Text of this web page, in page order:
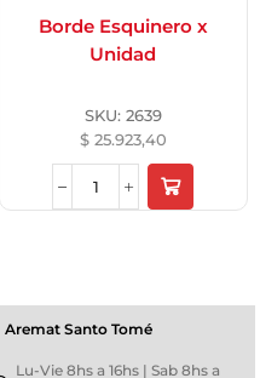
Borde Esquinero x
Unidad
SKU: 2639
$25.923,40
Aremat Santo Tomé
Lu-Vie 8hs a 16hs | Sab 8hs a